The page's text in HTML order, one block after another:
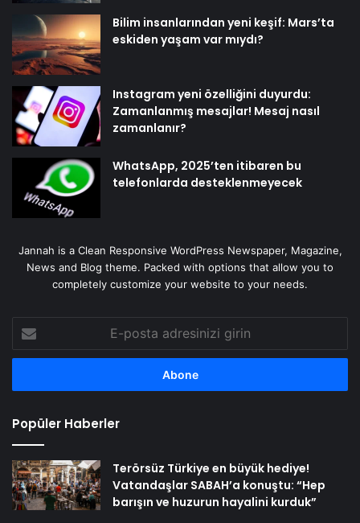
Bilim insanlarından yeni keşif: Mars’ta
eskiden yaşam var mıydı?
Instagram yeni özelliğini duyurdu:
Zamanlanmış mesajlar! Mesaj nasıl
zamanlanır?
WhatsApp, 2025’ten itibaren bu
telefonlarda desteklenmeyecek
Jannah is a Clean Responsive WordPress Newspaper, Magazine,
News and Blog theme. Packed with options that allow you to
completely customize your website to your needs.
posta
adresinizi
Popüler Haberler
Terörsüz Türkiye en büyük hediye!
Vatandaşlar SABAH’a konuştu: “Hep
barışın ve huzurun hayalini kurduk”